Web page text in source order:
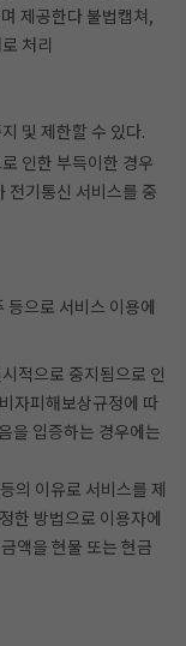
제공한다 불법캡쳐,
처리
및 제한할 수 있다.
인한 부득이한 경우
전기통신 서비스를 중
등으로 서비스 이용에
적으로 중지됨으로 인
자피해보상규정에 따
을 입증하는 경우에는
의 이유로 서비스를 제
한 방법으로 이용자에
액을 현물 또는 현금